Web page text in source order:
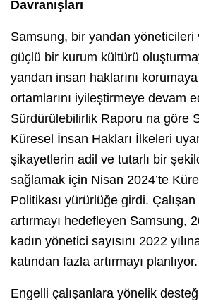
Davranışları
Samsung, bir yandan yöneticileri
güçlü bir kurum kültürü
yandan insan haklarını
ortamlarını iyileştirmeye devam
Sürdürülebilirlik Raporu na göre
Küresel İnsan Hakları İlkeleri
şikayetlerin adil ve tutarlı bir
sağlamak için Nisan 2024’te
Politikası yürürlüğe girdi. Çalışan
artırmayı hedefleyen Samsung,
kadın yönetici sayısını 2022
katından fazla artırmayı planlıyor.
Engelli çalışanlara yönelik